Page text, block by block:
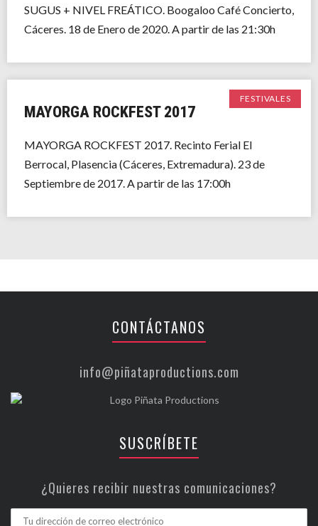
SUGUS + NIVEL FREÁTICO. Boogaloo Café Concierto,
Cáceres. 18 de Enero de 2020. A partir de las 21:30h
FESTIVALES
MAYORGA ROCKFEST 2017
MAYORGA ROCKFEST 2017. Recinto Ferial El
Berrocal, Plasencia (Cáceres, Extremadura). 23 de
Septiembre de 2017. A partir de las 17:00h
CONTÁCTANOS
info@piñataproductions.com
SUSCRÍBETE
¿Quieres recibir nuestras comunicaciones?